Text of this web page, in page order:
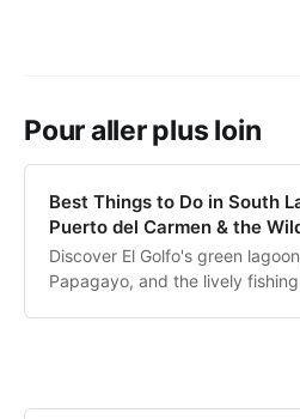
Pour aller plus loin
Best Things to Do in South
Puerto del Carmen & the
Discover El Golfo's green
Papagayo, and the lively